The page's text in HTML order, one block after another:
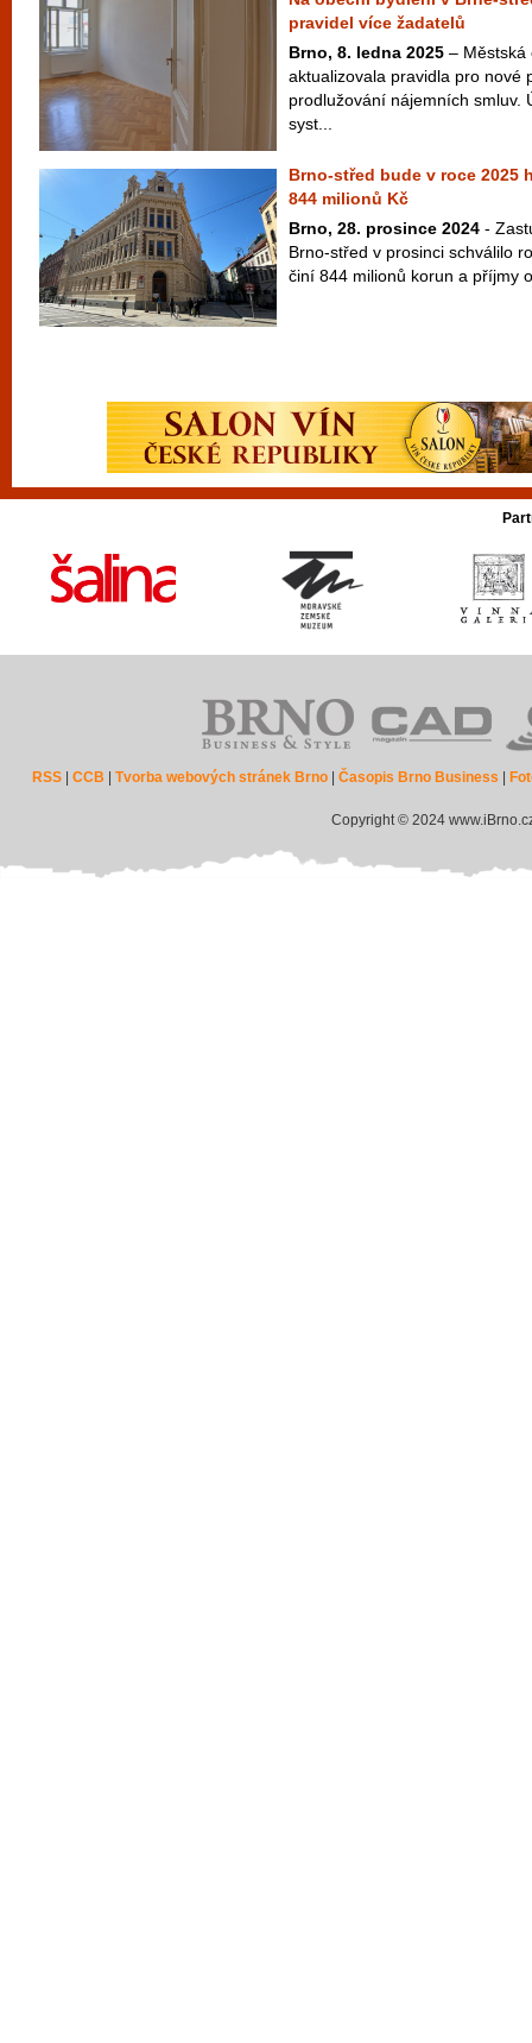
pravidel více žadatelů
Brno, 8. ledna 2025 – Městská
aktualizovala pravidla pro nové
prodlužování nájemních smluv.
syst...
Brno-střed bude v roce 2025
844 milionů Kč
Brno, 28. prosince 2024 -
Brno-střed v prosinci schválilo
činí 844 milionů korun a příjmy
RSS |CCB |Tvorba webových stránek Brno |Časopis Brno Business
Copyright © 2024